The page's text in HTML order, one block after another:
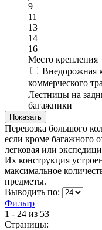
9
11
13
14
16
Место крепления
Внедорожная
коммерческого
Лестницы на
багажники
Перевозка большого
если кроме багажного
легковая или
Их конструкция
максимальное
предметы.
Выводить по:
Фильтр
1 - 24 из 53
Страницы: